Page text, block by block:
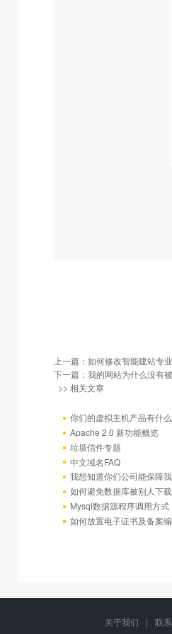
上一篇： 如何修改智能建站专
下一篇： 我的网站为什么没有
>> 相关文章
你们的虚拟主机产品有什
Apache 2.0 新功能概览
垃圾信件专题
中文域名FAQ
我想知道你们公司能保障
如何避免数据库被别人下载
Mysql数据源程序调用方式
如何放置电子证书及备案
关于我们 | 联